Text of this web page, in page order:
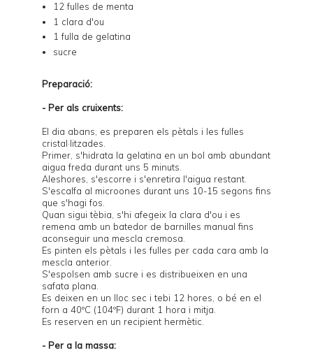
12 fulles de menta
1 clara d'ou
1 fulla de gelatina
sucre
Preparació:
- Per als cruixents:
El dia abans, es preparen els pètals i les fulles
cristal·litzades.
Primer, s'hidrata la gelatina en un bol amb abundant
aigua freda durant uns 5 minuts.
Aleshores, s'escorre i s'enretira l'aigua restant.
S'escalfa al microones durant uns 10-15 segons fins
que s'hagi fos.
Quan sigui tèbia, s'hi afegeix la clara d'ou i es
remena amb un batedor de barnilles manual fins
aconseguir una mescla cremosa.
Es pinten els pètals i les fulles per cada cara amb la
mescla anterior.
S'espolsen amb sucre i es distribueixen en una
safata plana.
Es deixen en un lloc sec i tebi 12 hores, o bé en el
forn a 40ºC (104ºF) durant 1 hora i mitja.
Es reserven en un recipient hermètic.
- Per a la massa: